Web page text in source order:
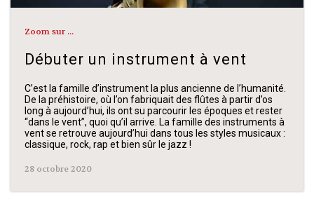
Zoom sur ...
Débuter un instrument à vent
C’est la famille d’instrument la plus ancienne de l’humanité.
De la préhistoire, où l’on fabriquait des flûtes à partir d’os
long à aujourd’hui, ils ont su parcourir les époques et rester
“dans le vent”, quoi qu’il arrive. La famille des instruments à
vent se retrouve aujourd’hui dans tous les styles musicaux :
classique, rock, rap et bien sûr le jazz !
28 octobre 2020